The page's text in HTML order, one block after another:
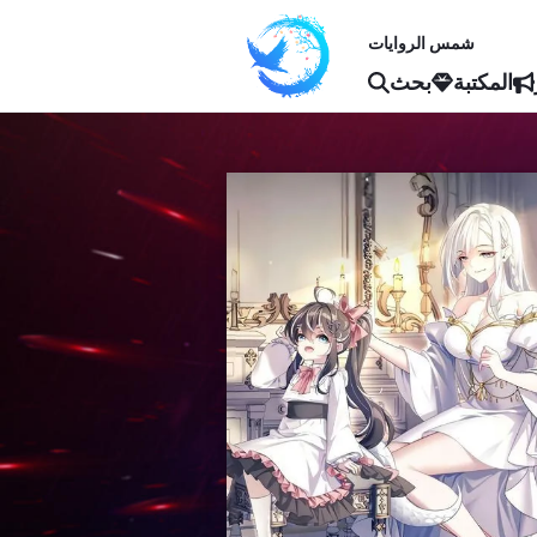
شمس الروايات
بحث المكتبة